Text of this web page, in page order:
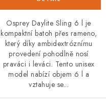
Osprey Daylite Sling 6 l je
kompaktní batoh přes rameno,
který díky ambidextróznímu
provedení pohodlně nosí
praváci i leváci. Tento unisex
model nabízí objem 6 l a
vztahuje se...